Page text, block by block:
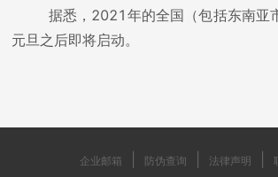
据悉，2021年的全国（包括东南亚市
元旦之后即将启动。
企业邮箱 防伪查询 法律声明